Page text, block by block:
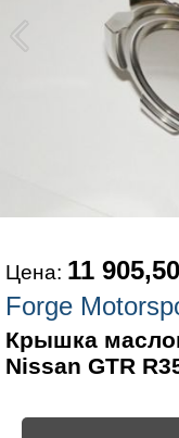
Цена: 11
Forge
Крышка
Nissan GTR
Маршрут
График